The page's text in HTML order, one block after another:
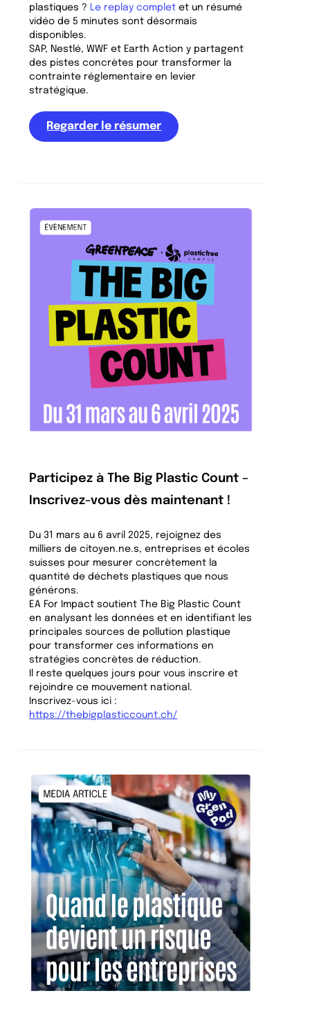
plastiques ?
Le replay complet et un résumé
vidéo de 5 minutes sont désormais
disponibles.
SAP, Nestlé, WWF et Earth Action y partagent
des pistes concrètes pour transformer la
contrainte réglementaire en levier
stratégique.
Regarder le résumer
Participez à The Big Plastic Count –
Inscrivez-vous dès maintenant !
Du 31 mars au 6 avril 2025, rejoignez des
milliers de citoyen.ne.s, entreprises et écoles
suisses pour mesurer concrètement la
quantité de déchets plastiques que nous
générons.
EA For Impact soutient The Big Plastic Count
en analysant les données et en identifiant les
principales sources de pollution plastique
pour transformer ces informations en
stratégies concrètes de réduction.
Il reste quelques jours pour vous inscrire et
rejoindre ce mouvement national.
Inscrivez-vous ici :
https://thebigplasticcount.ch/